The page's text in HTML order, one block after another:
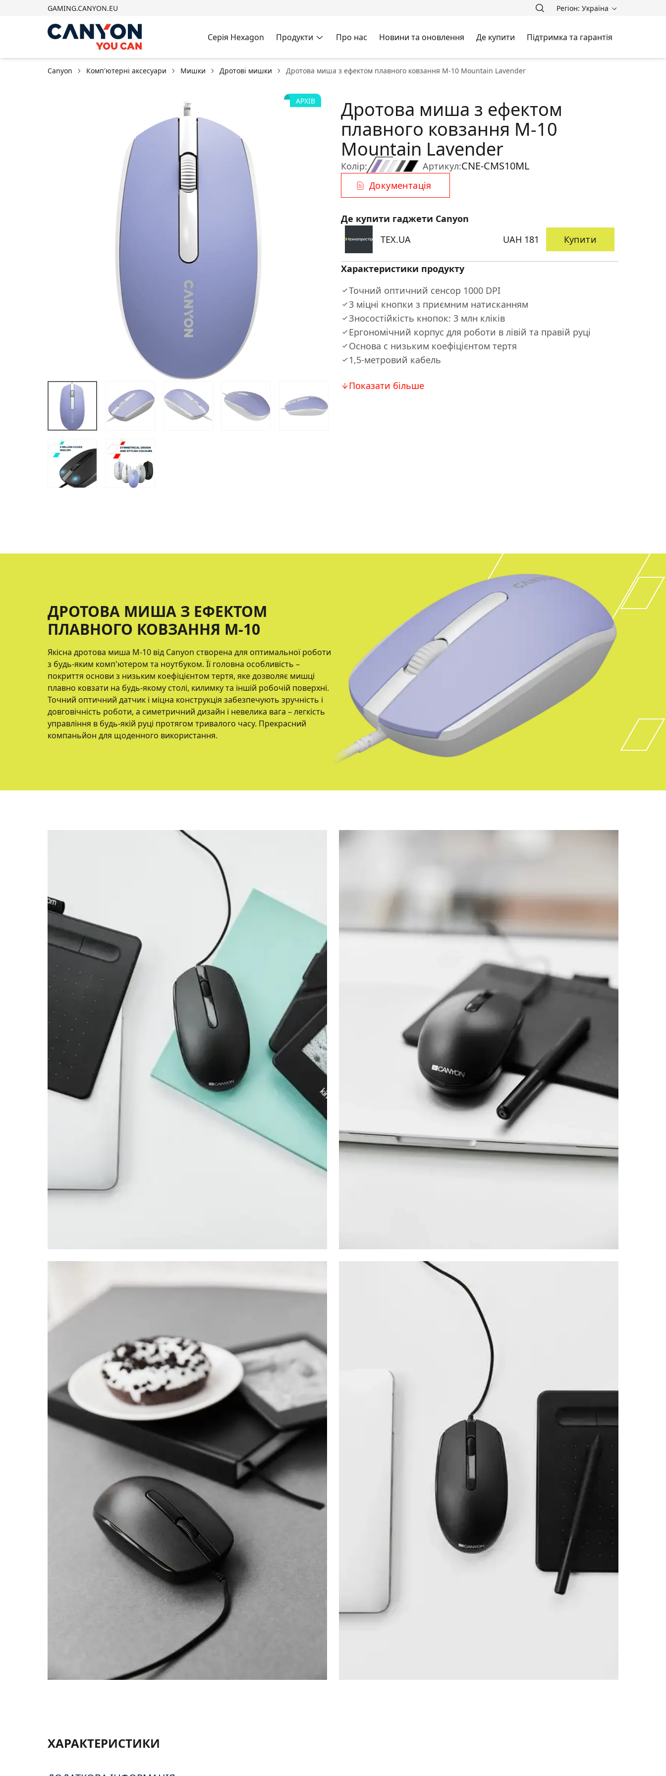
GAMING.CANYON.EU Регіон: Україна
Серія Hexagon Продукти Про нас Новини та оновлення Де купити Підтримка та гарантія
Canyon Комп'ютерні аксесуари Мишки Дротові мишки Дротова миша з ефектом плавного ковзання M-10 Mountain Lavender
АРХІВ
Колір:
Дротова миша з ефектом
плавного ковзання M-10
Mountain Lavender
Артикул:CNE-CMS10ML
Документація
Характеристики продукту
Точний оптичний сенсор 1000 DPI
3 міцні кнопки з приємним натисканням
Зносостійкість кнопок: 3 млн кліків
Ергономічний корпус для роботи в лівій та правій руці
Основа с низьким коефіцієнтом тертя
1,5-метровий кабель
Показати більше
Де купити гаджети Canyon
TEX.UA
UAH 181 Купити
ДРОТОВА МИША З ЕФЕКТОМ
ПЛАВНОГО КОВЗАННЯ M-10
Якісна дротова миша M-10 від Canyon створена для оптимальної роботи
з будь-яким комп'ютером та ноутбуком. Її головна особливість –
покриття основи з низьким коефіцієнтом тертя, яке дозволяє мишці
плавно ковзати на будь-якому столі, килимку та іншій робочій поверхні.
Точний оптичний датчик і міцна конструкція забезпечують зручність і
довговічність роботи, а симетричний дизайн і невелика вага – легкість
управління в будь-якій руці протягом тривалого часу. Прекрасний
компаньйон для щоденного використання.
ХАРАКТЕРИСТИКИ